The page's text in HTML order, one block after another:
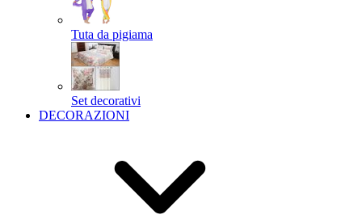
Tuta da pigiama
Set decorativi
DECORAZIONI